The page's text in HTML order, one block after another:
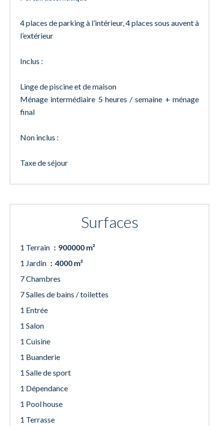
4 places de parking à l’intérieur, 4 places sous auvent à
l’extérieur
Inclus :
Linge de piscine et de maison
Ménage intermédiaire 5 heures / semaine + ménage
final
Non inclus :
Taxe de séjour
Surfaces
1 Terrain
900000 m²
1 Jardin
4000 m²
7 Chambres
7 Salles de bains / toilettes
1 Entrée
1 Salon
1 Cuisine
1 Buanderie
1 Salle de sport
1 Dépendance
1 Pool house
1 Terrasse